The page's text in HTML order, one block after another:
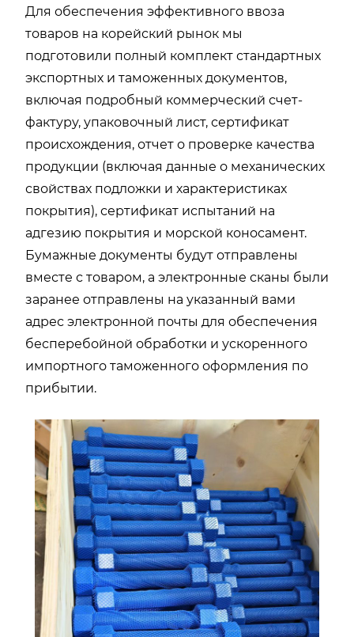
Для обеспечения эффективного ввоза
товаров на корейский рынок мы
подготовили полный комплект стандартных
экспортных и таможенных документов,
включая подробный коммерческий счет-
фактуру, упаковочный лист, сертификат
происхождения, отчет о проверке качества
продукции (включая данные о механических
свойствах подложки и характеристиках
покрытия), сертификат испытаний на
адгезию покрытия и морской коносамент.
Бумажные документы будут отправлены
вместе с товаром, а электронные сканы были
заранее отправлены на указанный вами
адрес электронной почты для обеспечения
бесперебойной обработки и ускоренного
импортного таможенного оформления по
прибытии.